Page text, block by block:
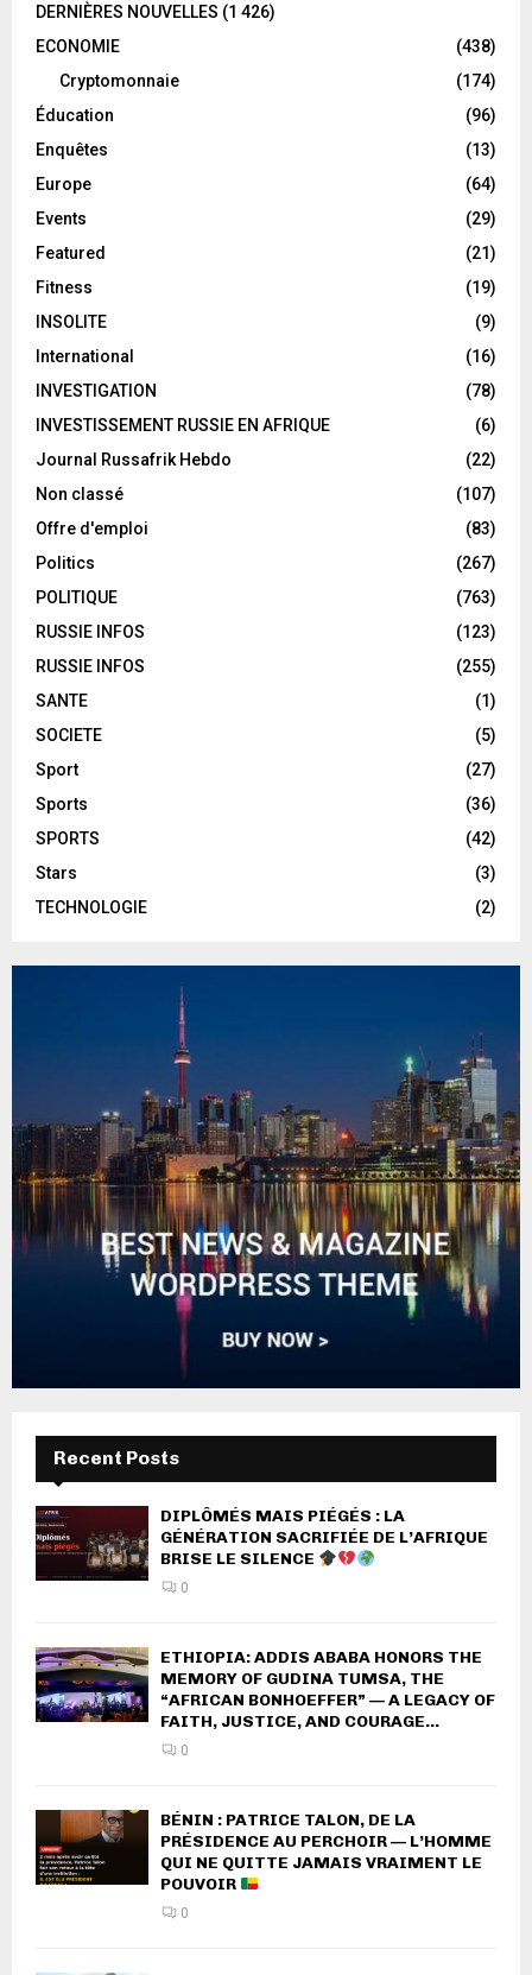
DERNIÈRES NOUVELLES (1 426)
ECONOMIE
(438)
Cryptomonnaie
(174)
Éducation
(96)
Enquêtes
(13)
Europe
(64)
Events
(29)
Featured
(21)
Fitness
(19)
INSOLITE
(9)
International
(16)
INVESTIGATION
(78)
INVESTISSEMENT RUSSIE EN AFRIQUE
(6)
Journal Russafrik Hebdo
(22)
Non classé
(107)
Offre d'emploi
(83)
Politics
(267)
POLITIQUE
(763)
RUSSIE INFOS
(123)
RUSSIE INFOS
(255)
SANTE
(1)
SOCIETE
(5)
Sport
(27)
Sports
(36)
SPORTS
(42)
Stars
(3)
TECHNOLOGIE
(2)
Recent Posts
DIPLÔMÉS MAIS PIÉGÉS : LA
GÉNÉRATION SACRIFIÉE DE L’AFRIQUE
BRISE LE SILENCE
0
ETHIOPIA: ADDIS ABABA HONORS THE
MEMORY OF GUDINA TUMSA, THE
“AFRICAN BONHOEFFER” — A LEGACY OF
FAITH, JUSTICE, AND COURAGE...
0
BÉNIN : PATRICE TALON, DE LA
PRÉSIDENCE AU PERCHOIR — L’HOMME
QUI NE QUITTE JAMAIS VRAIMENT LE
POUVOIR
0